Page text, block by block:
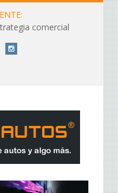
comercial
Instagram